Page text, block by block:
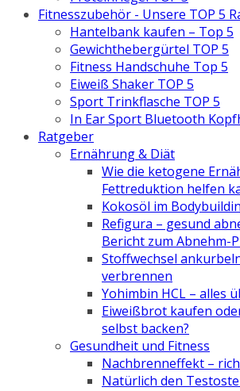
Fitnesszubehör - Unsere TOP 5
Hantelbank kaufen – Top 5
Gewichthebergürtel TOP 5
Fitness Handschuhe Top 5
Eiweiß Shaker TOP 5
Sport Trinkflasche TOP 5
In Ear Sport Bluetooth
Ratgeber
Ernährung & Diät
Wie die ketogene
Fettreduktion helfen
Kokosöl im
Refigura – gesund
Bericht zum Abnehm-
Stoffwechsel
verbrennen
Yohimbin HCL – alles
Eiweißbrot kaufen
selbst backen?
Gesundheit und Fitness
Nachbrenneffekt –
Natürlich den